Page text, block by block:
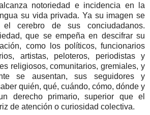
notoriedad e incidencia en la
su vida privada. Ya su imagen se
cerebro de sus conciudadanos.
que se empeña en descifrar su
como los políticos, funcionarios
artistas, peloteros, periodistas y
religiosos, comunitarios, gremiales, y
se ausentan, sus seguidores y
quién, qué, cuándo, cómo, dónde y
derecho primario, superior que el
de atención o curiosidad colectiva.